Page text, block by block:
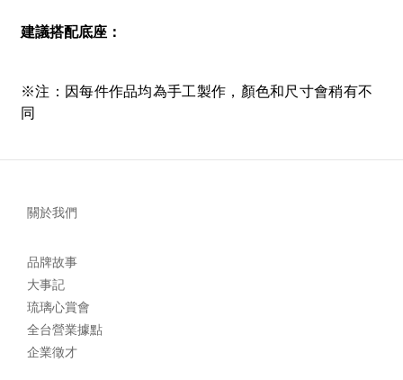
建議搭配底座 ：
※注：因每件作品均為手工製作，顏色和尺寸會稍有不
同
關於我們
品牌故事
大事記
琉璃心賞會
全台營業據點
企業徵才